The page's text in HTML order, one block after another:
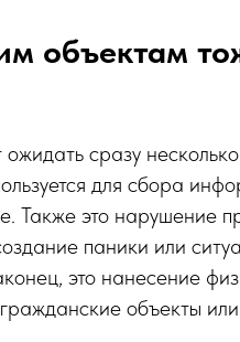
объектам
сразу
для сбора
Также это нарушение
паники или
это нанесение
объекты